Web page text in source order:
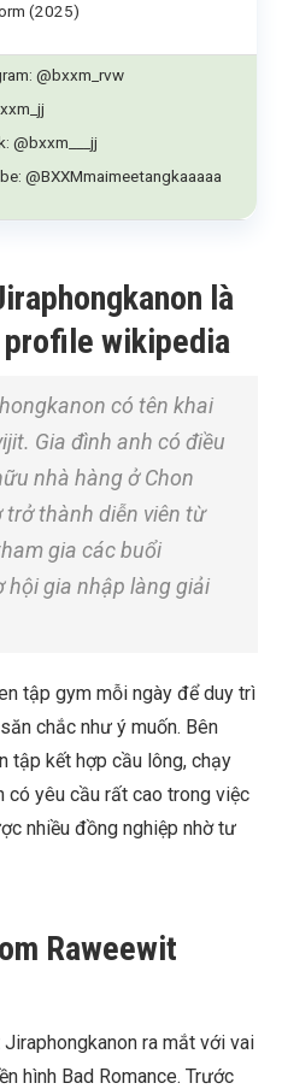
(2025)
@bxxm_rvw
@bxxm___jj
@BXXMmaimeetangkaaaaa
là
wikipedia
có tên khai
Gia đình anh có điều
nhà hàng ở Chon
trở thành diễn viên từ
gia các buổi
hội gia nhập làng giải
tập gym mỗi ngày để duy trì
chắc như ý muốn. Bên
tập kết hợp cầu lông, chạy
có yêu cầu rất cao trong việc
nhiều đồng nghiệp nhờ tư
Raweewit
ra mắt với vai
hình Bad Romance. Trước